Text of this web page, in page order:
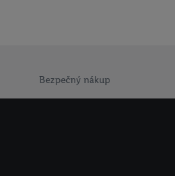
Bezpečný nákup